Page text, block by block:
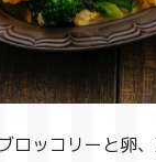
ロッコリーと卵